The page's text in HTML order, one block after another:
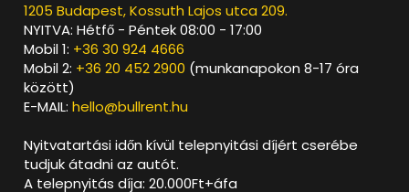
1205 Budapest, Kossuth Lajos utca 209.
NYITVA: Hétfő - Péntek 08:00 - 17:00
Mobil 1: +36 30 924 4666
Mobil 2: +36 20 452 2900 (munkanapokon 8-17 óra
között)
E-MAIL:hello@bullrent.hu
Nyitvatartási időn kívül telepnyitási díjért cserébe
tudjuk átadni az autót.
A telepnyitás díja: 20.000Ft+áfa